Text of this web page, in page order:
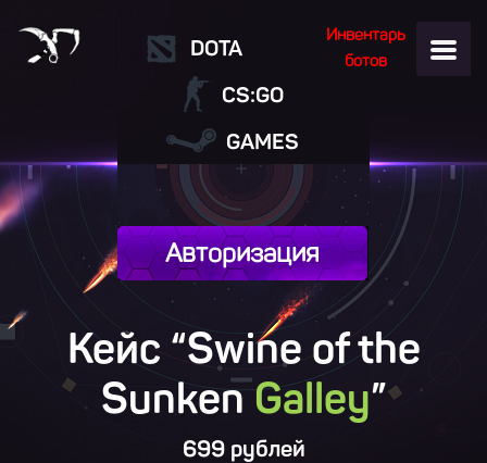
Инвентарь
ботов
DOTA
CS:GO
GAMES
Авторизация
Кейс “Swine of the
SunkenGalley”
699 рублей